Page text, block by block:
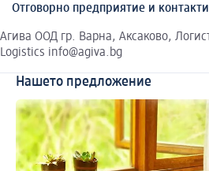
Отговорно предприятие и контакти
Агива ООД гр. Варна, Аксаково,
Logistics info@agiva.bg
Нашето предложение